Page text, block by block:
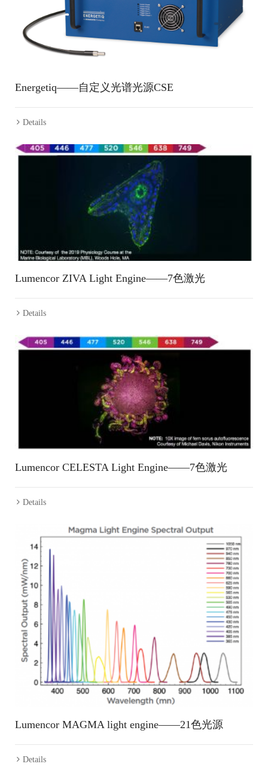
Energetiq——自定义光谱光源CSE
Details
Lumencor ZIVA Light Engine——7色激光
Details
Lumencor CELESTA Light Engine——7色激光
Details
Lumencor MAGMA light engine——21色光源
Details